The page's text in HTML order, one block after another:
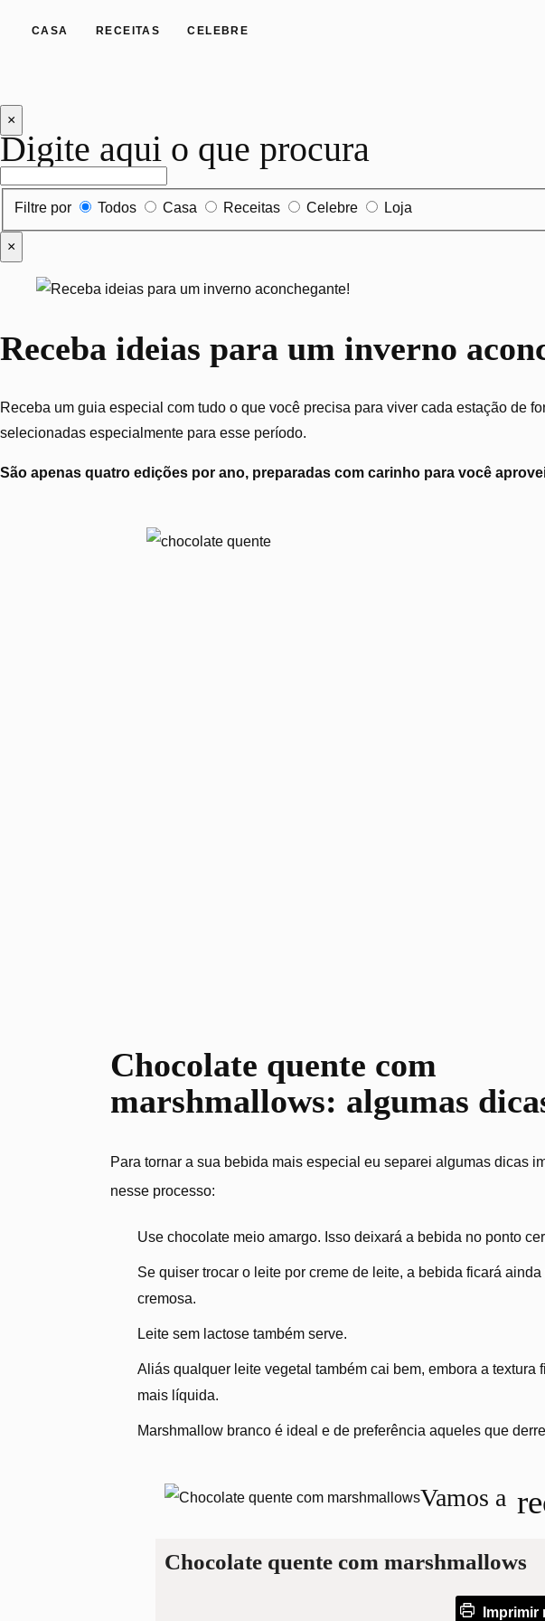
CASA RECEITAS CELEBRE
×
Digite aqui o que procura
Filtrar por tipo de conteúdo
Filtre por Todos Casa Receitas Celebre Loja
×
Receba ideias para um inverno
Receba um guia especial com tudo o que você precisa para viver cada estação de
selecionadas especialmente para esse período.
São apenas quatro edições por ano, preparadas com carinho para você
Chocolate quente com
Chocolate quente com
marshmallows: algumas
Para tornar a sua bebida mais especial eu separei algumas dicas
nesse processo:
Use chocolate meio amargo. Isso deixará a bebida no ponto
Se quiser trocar o leite por creme de leite, a bebida ficará ainda
cremosa.
Leite sem lactose também serve.
Aliás qualquer leite vegetal também cai bem, embora a textura
mais líquida.
Marshmallow branco é ideal e de preferência aqueles que
Vamos a
Chocolate quente com marshmallows
Imprimir